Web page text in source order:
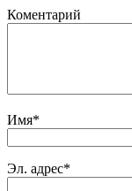
Коментарий
Имя*
Эл. адрес*